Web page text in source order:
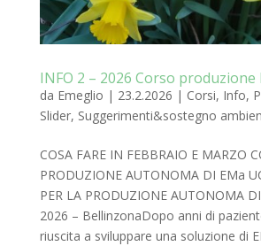
INFO 2 – 2026 Corso produzione
da Emeglio | 23.2.2026 | Corsi, Info,
Slider, Suggerimenti&sostegno
COSA FARE IN FEBBRAIO E MARZO
PRODUZIONE AUTONOMA DI EMa
PER LA PRODUZIONE AUTONOMA
2026 – BellinzonaDopo anni di
riuscita a sviluppare una soluzione di